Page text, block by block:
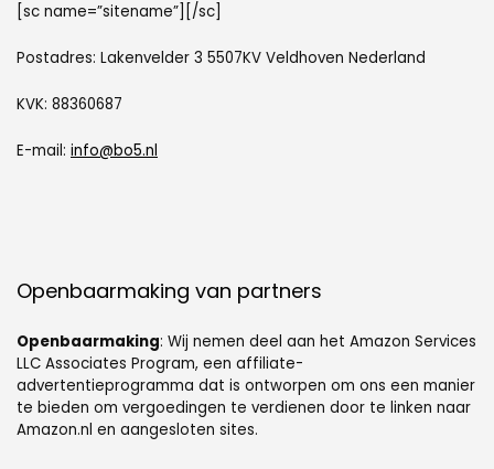
[sc name=”sitename”][/sc]
Postadres: Lakenvelder 3 5507KV Veldhoven Nederland
KVK: 88360687
E-mail: info@bo5.nl
Openbaarmaking van partners
Openbaarmaking: Wij nemen deel aan het Amazon Services
LLC Associates Program, een affiliate-
advertentieprogramma dat is ontworpen om ons een manier
te bieden om vergoedingen te verdienen door te linken naar
Amazon.nl en aangesloten sites.